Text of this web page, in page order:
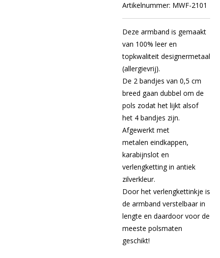
Artikelnummer: MWF-2101
Deze armband is gemaakt
van 100% leer en
topkwaliteit designermetaal
(allergievrij).
De 2 bandjes van 0,5 cm
breed gaan dubbel om de
pols zodat het lijkt alsof
het 4 bandjes zijn.
Afgewerkt met
metalen eindkappen,
karabijnslot en
verlengketting in antiek
zilverkleur.
Door het verlengkettinkje is
de armband verstelbaar in
lengte en daardoor voor de
meeste polsmaten
geschikt!